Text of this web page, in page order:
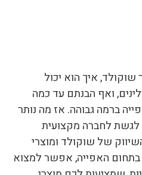
איך הוא יכול
ואף הבנתם עד כמה
ברמה גבוהה. אז מה נותר
לחברה מקצועית
של שוקולד ומוצרי
בתחום האפייה, אפשר למצוא